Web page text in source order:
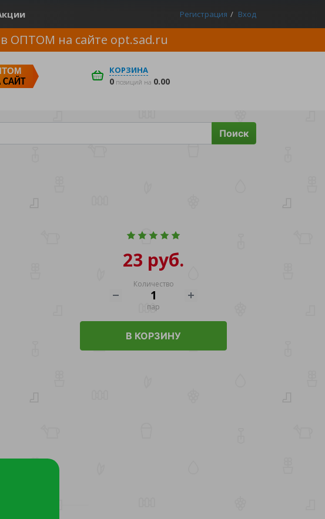
Регистрация Вход
ОПТОМ на сайте opt.sad.ru
САЙТ
КОРЗИНА
0 позиций на 0.00
Поиск
23 руб.
Количество
пар
В КОРЗИНУ